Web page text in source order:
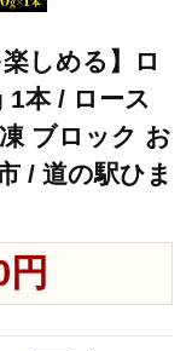
しめる】ロ
1本 / ロース
ブロック お
/ 道の駅ひま